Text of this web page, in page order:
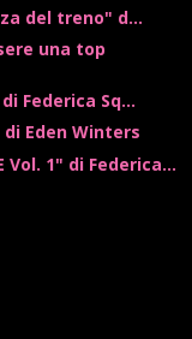
del treno" d...
una top
Federica Sq...
Eden Winters
Vol. 1" di Federica...